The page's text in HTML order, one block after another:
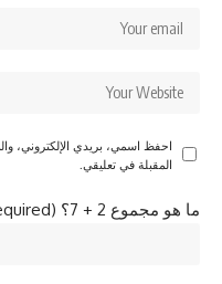
احفظ اسمي، بريدي الإلكتروني،
المقبلة في تعليقي.
ما هو مجموع 2 + 7؟ (Required)